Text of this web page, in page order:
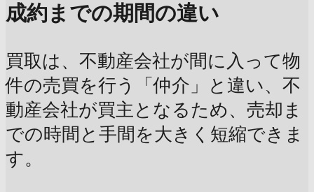
成約までの期間の違い
買取は、不動産会社が間に入って物
件の売買を行う「仲介」と違い、不
動産会社が買主となるため、売却ま
での時間と手間を大きく短縮できま
す。